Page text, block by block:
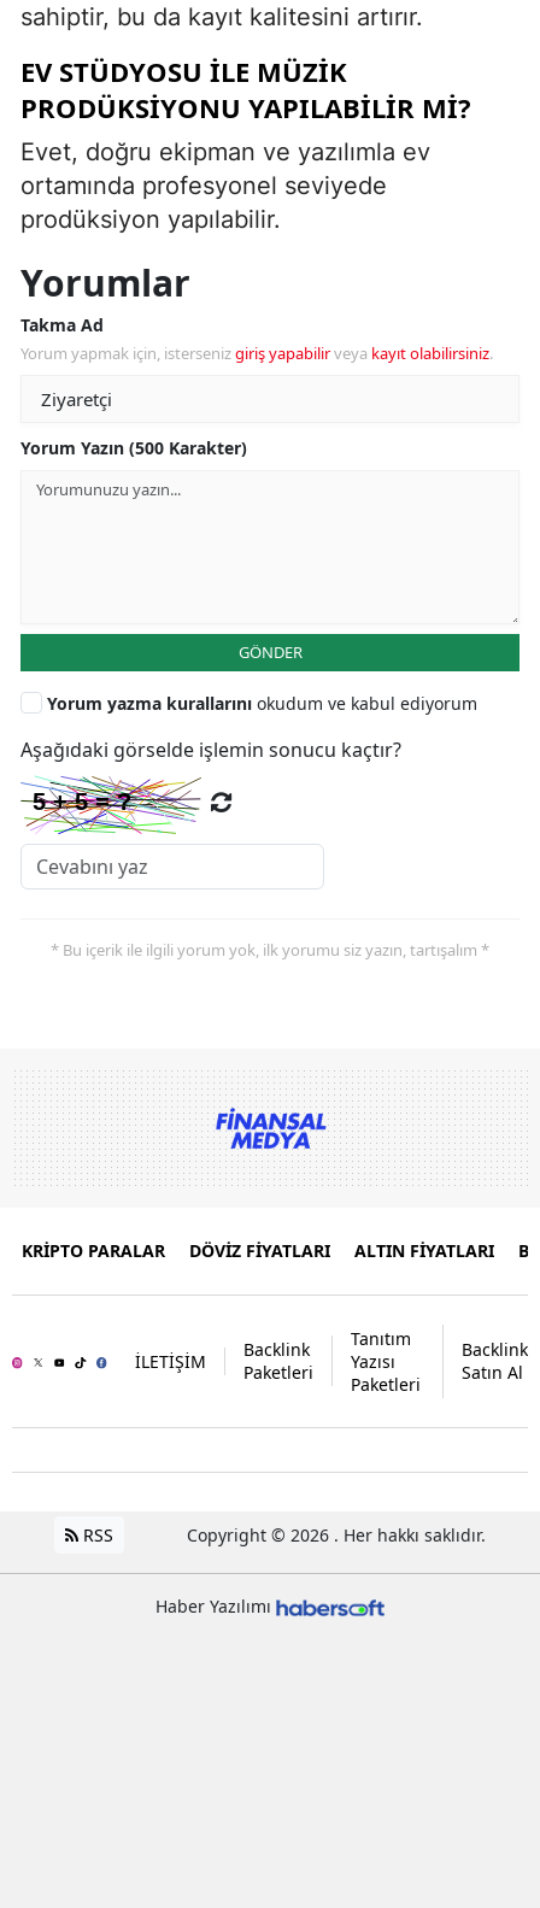
sahiptir, bu da kayıt kalitesini artırır.
EV STÜDYOSU ILE MÜZIK
PRODÜKSIYONU YAPILABILIR MI?
Evet, doğru ekipman ve yazılımla ev
ortamında profesyonel seviyede
prodüksiyon yapılabilir.
Yorumlar
Takma Ad
Yorum yapmak için, istersenizgiriş yapabilirveya kayıt olabilirsiniz.
Yorum Yazın (500 Karakter)
GÖNDER
Yorum yazma kurallarını okudum ve kabul ediyorum
Aşağıdaki görselde işlemin sonucu kaçtır?
* Bu içerik ile ilgili yorum yok, ilk yorumu siz yazın, tartışalım *
KRİPTO PARALAR DÖVİZ FİYATLARI ALTIN FİYATLARI
İLETİŞİM
Backlink
Paketleri
Tanıtım
Yazısı
Paketleri
Backlink
Satın Al
RSS Copyright © 2026 . Her hakkı saklıdır.
Haber Yazılımı